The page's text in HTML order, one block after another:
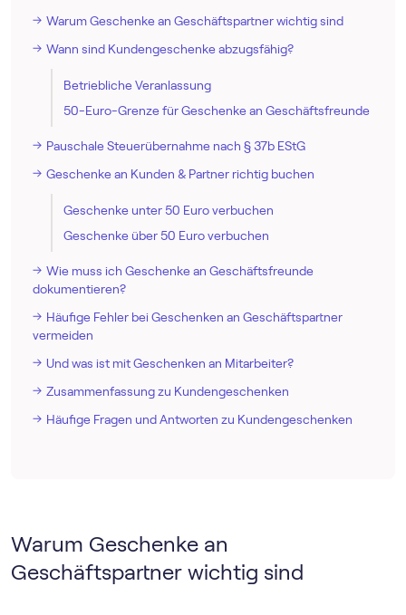
Warum Geschenke an Geschäftspartner wichtig sind
Wann sind Kundengeschenke abzugsfähig?
Betriebliche Veranlassung
50-Euro-Grenze für Geschenke an Geschäftsfreunde
Pauschale Steuerübernahme nach § 37b EStG
Geschenke an Kunden & Partner richtig buchen
Geschenke unter 50 Euro verbuchen
Geschenke über 50 Euro verbuchen
Wie muss ich Geschenke an Geschäftsfreunde
dokumentieren?
Häufige Fehler bei Geschenken an Geschäftspartner
vermeiden
Und was ist mit Geschenken an Mitarbeiter?
Zusammenfassung zu Kundengeschenken
Häufige Fragen und Antworten zu Kundengeschenken
Warum Geschenke an
Geschäftspartner wichtig sind